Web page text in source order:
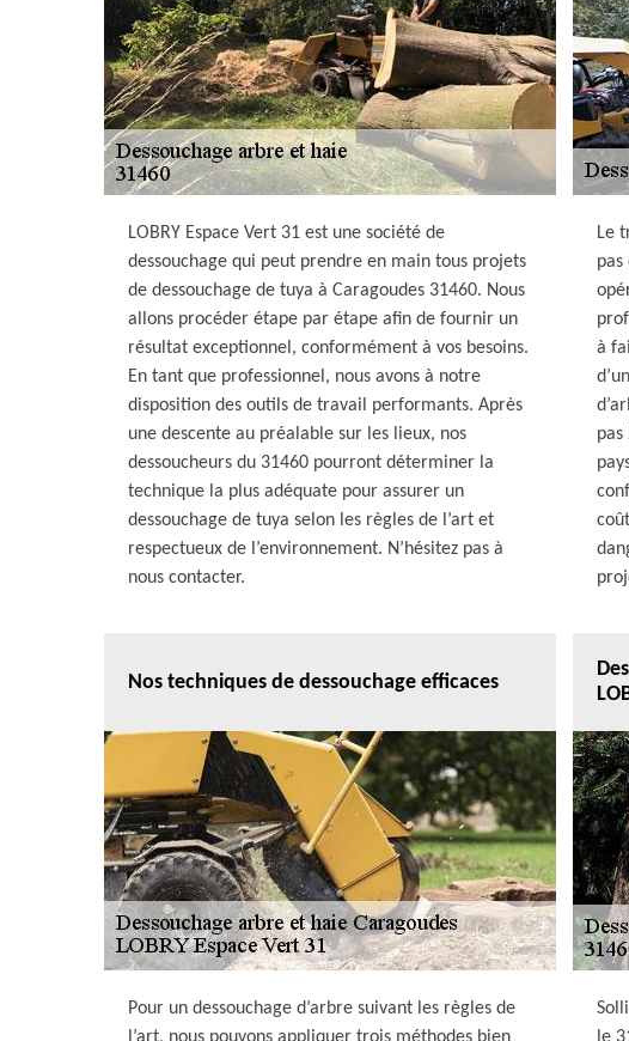
LOBRY Espace Vert 31 est une société de
dessouchage qui peut prendre en main tous projets
de dessouchage de tuya à Caragoudes 31460. Nous
allons procéder étape par étape afin de fournir un
résultat exceptionnel, conformément à vos besoins.
En tant que professionnel, nous avons à notre
disposition des outils de travail performants. Après
une descente au préalable sur les lieux, nos
dessoucheurs du 31460 pourront déterminer la
technique la plus adéquate pour assurer un
dessouchage de tuya selon les règles de l’art et
respectueux de l’environnement. N’hésitez pas à
nous contacter.
Le
pas
à
Nos techniques de dessouchage efficaces
Pour un dessouchage d’arbre suivant les règles de